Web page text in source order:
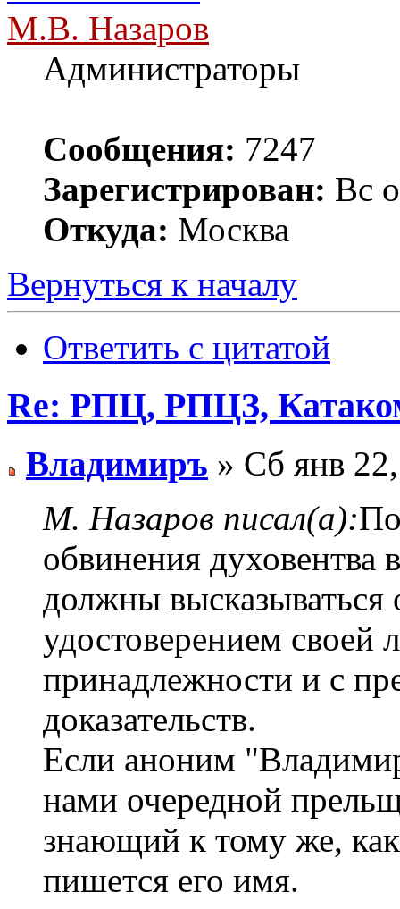
М.В. Назаров
Администраторы
Сообщения: 7247
Зарегистрирован: Вс
Откуда: Москва
Вернуться к началу
Ответить с цитатой
Re: РПЦ, РПЦЗ,
Владимиръ » Сб янв
М. Назаров писал(а):
обвинения духовентва
должны высказываться
удостоверением своей
принадлежности и с
доказательств.
Если аноним
нами очередной
знающий к тому же,
пишется его имя.